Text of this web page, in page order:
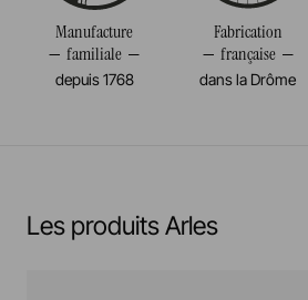
Manufacture
familiale
depuis 1768
Fabrication
française
dans la Drôme
Les produits Arles